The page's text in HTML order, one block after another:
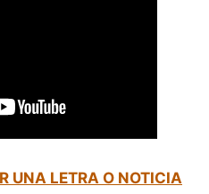
UNA LETRA O NOTICIA